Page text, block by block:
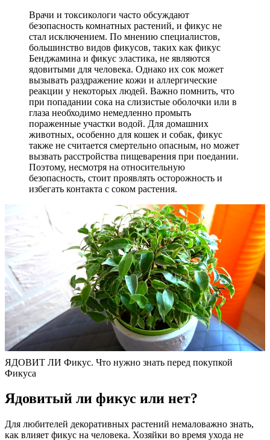
Врачи и токсикологи часто обсуждают
безопасность комнатных растений, и фикус не
стал исключением. По мнению специалистов,
большинство видов фикусов, таких как фикус
Бенджамина и фикус эластика, не являются
ядовитыми для человека. Однако их сок может
вызывать раздражение кожи и аллергические
реакции у некоторых людей. Важно помнить, что
при попадании сока на слизистые оболочки или в
глаза необходимо немедленно промыть
пораженные участки водой. Для домашних
животных, особенно для кошек и собак, фикус
также не считается смертельно опасным, но может
вызвать расстройства пищеварения при поедании.
Поэтому, несмотря на относительную
безопасность, стоит проявлять осторожность и
избегать контакта с соком растения.
ЯДОВИТ ЛИ Фикус. Что нужно знать перед покупкой
Фикуса
Ядовитый ли фикус или нет?
Для любителей декоративных растений немаловажно знать,
как влияет фикус на человека. Хозяйки во время ухода не